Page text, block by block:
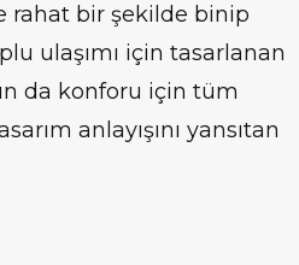
rahat bir şekilde binip
ulaşımı için tasarlanan
da konforu için tüm
anlayışını yansıtan